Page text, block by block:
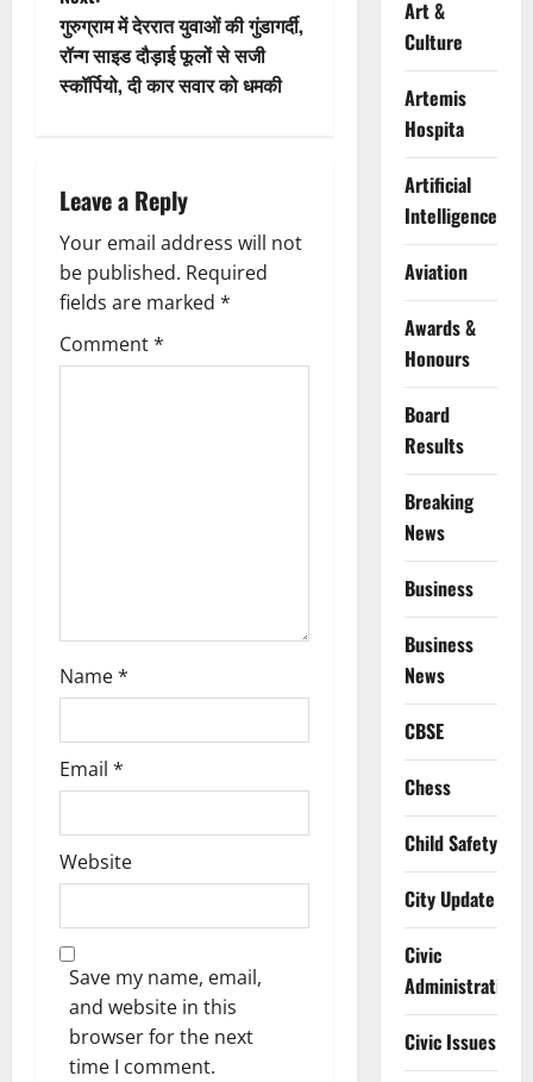
t
n
v
i
g
a
t
गुरुग्राम में देररात युवाओं की गुंडागर्दी,
रॉन्ग साइड दौड़ाई फूलों से सजी
स्कॉर्पियो, दी कार सवार को धमकी
Leave a Reply
Your email address will not
be published. Required
fields are marked *
Comment*
Name*
Email *
Website
Save my name, email,
and website in this
browser for the next
time I comment.
Art &
Culture
Artemis
Hospita
Artificial
Intelligence
Aviation
Awards &
Honours
Board
Results
Breaking
News
Business
Business
News
CBSE
Chess
Child Safety
City Update
Civic
Administration
Civic Issues